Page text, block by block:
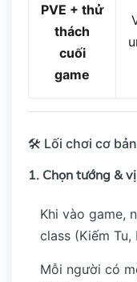
PVE + thử
thách
cuối
game
🛠️ Lối chơi cơ
1. Chọn tướng &
Khi vào game,
class (Kiếm Tu,
Mỗi người có